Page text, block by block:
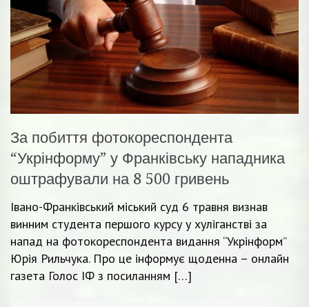
За побиття фотокореспондента
“Укрінформу” у Франківську нападника
оштрафували на 8 500 гривень
Івано-Франківський міський суд 6 травня визнав
винним студента першого курсу у хуліганстві за
напад на фотокореспондента видання “Укрінформ”
Юрія Рильчука. Про це інформує щоденна – онлайн
газета Голос ІФ з посиланням […]